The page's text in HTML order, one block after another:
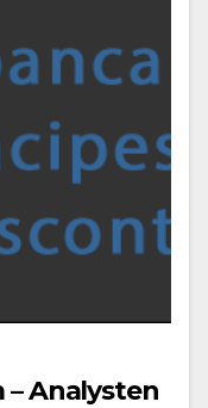
Analysten